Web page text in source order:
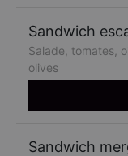
Sandwich
Salade, tomates,
olives
Sandwich